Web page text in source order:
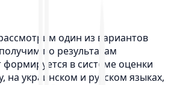
один из вариантов
по результатам
в системе оценки
на украинском и русском языках,